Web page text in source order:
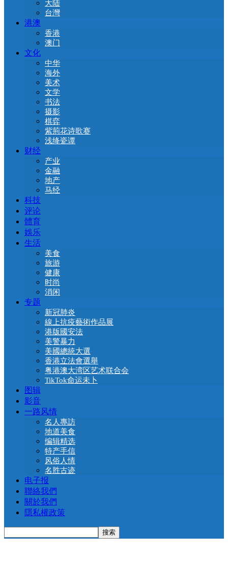
大陆
台灣
港澳
香港
澳门
文化
中华
海外
美术
文学
书法
摄影
棋弈
紫荊花诗歌赛
浅绛瓷谭
财经
产业
金融
地产
马经
科技
评论
體育
娛乐
生活
美食
旅游
健康
时尚
消闲
专题
新冠肺炎
線上抗疫藝術作品展
港版國安法
美警暴力
美國總統大選
香港立法會選舉
粤港澳大湾区艺术联合会
TikTok命运未卜
图辑
影音
一路风情
名人專訪
地道美食
编辑精选
特产手信
风俗人情
名胜古迹
电子报
聯絡我們
關於我們
隱私權政策